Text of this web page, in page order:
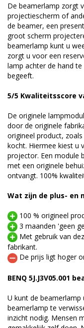
De beamerlamp zorgt
projectiescherm of
de beamer, een
groot scherm
beamerlamp kunt u
zorgt u voor een
lamp achter de hand
begeeft.
5/5 Kwaliteitsscore
De originele
door de originele
origineel product,
kocht. Hiermee kiest u
projector. Een module
met een originele
ontvangt. 100%
Wat zijn de plus- en
100 % origineel
3 maanden 'geen
Met gebruik van
fabrikant.
De prijs ligt hoger
BENQ 5J.J3V05.001
U kunt de
beamerlamp te
inzicht nodig. Mensen